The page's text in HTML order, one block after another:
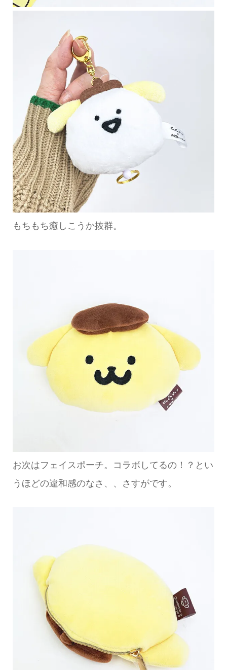
もちもち癒しこうか抜群。
お次はフェイスポーチ。コラボしてるの！？とい
うほどの違和感のなさ、、さすがです。